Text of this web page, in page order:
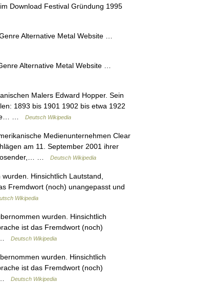
Download Festival Gründung 1995
Alternative Metal Website …
Alternative Metal Website …
Malers Edward Hopper. Sein
1893 bis 1901 1902 bis etwa 1922
…
Deutsch Wikipedia
Medienunternehmen Clear
am 11. September 2001 ihrer
…
Deutsch Wikipedia
Hinsichtlich Lautstand,
Fremdwort (noch) unangepasst und
Wikipedia
wurden. Hinsichtlich
ist das Fremdwort (noch)
…
Deutsch Wikipedia
wurden. Hinsichtlich
ist das Fremdwort (noch)
…
Deutsch Wikipedia